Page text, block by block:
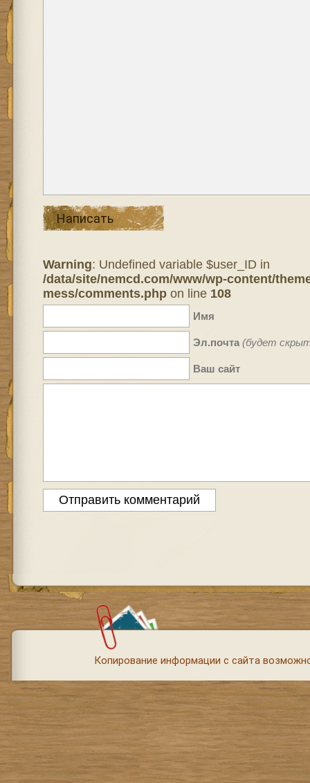
Написать
Warning: Undefined variable $user_ID in
/data/site/nemcd.com/www/wp-content/
mess/comments.phpon line 108
Имя
Эл.почта (будет
Ваш сайт
Копирование информации с сайта